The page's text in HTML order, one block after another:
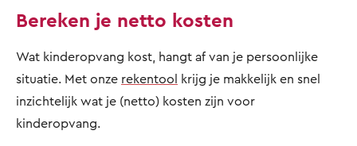
Bereken je netto kosten
Wat kinderopvang kost, hangt af van je persoonlijke
situatie. Met onze rekentool krijg je makkelijk en snel
inzichtelijk wat je (netto) kosten zijn voor
kinderopvang.